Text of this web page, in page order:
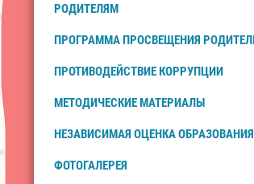
РОДИТЕЛЯМ
ПРОГРАММА ПРОСВЕЩЕНИЯ
ПРОТИВОДЕЙСТВИЕ КОРРУПЦИИ
МЕТОДИЧЕСКИЕ МАТЕРИАЛЫ
НЕЗАВИСИМАЯ ОЦЕНКА ОБРАЗОВАНИЯ
ФОТОГАЛЕРЕЯ